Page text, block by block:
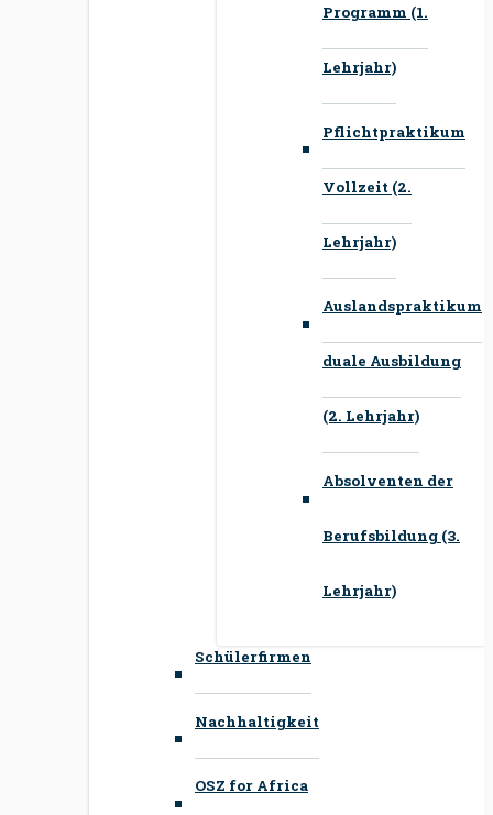
Programm (1.
Lehrjahr)
Pflichtpraktikum
Vollzeit (2.
Lehrjahr)
Auslandspraktikum
duale Ausbildung
(2. Lehrjahr)
Absolventen der
Berufsbildung (3.
Lehrjahr)
Schülerfirmen
Nachhaltigkeit
OSZ for Africa